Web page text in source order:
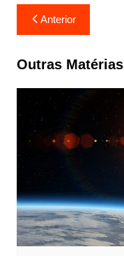
Navegação
de
Post
Anterior
Outras Matérias